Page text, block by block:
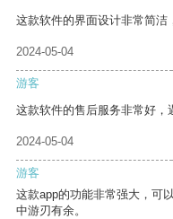
这款软件的界面设计非常简洁
2024-05-04
游客
这款软件的售后服务非常好，
2024-05-04
游客
这款app的功能非常强大，可
中游刃有余。